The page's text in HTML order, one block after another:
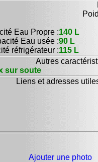
Eau Propre :140 L
Eau usée :90 L
réfrigérateur :115 L
Autres
sur soute
Liens et adresses
Ajouter une photo